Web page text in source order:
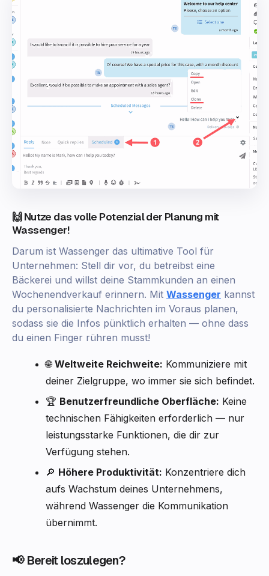
🙌 Nutze das volle Potenzial der Planung mit
Wassenger!
Darum ist Wassenger das ultimative Tool für
Unternehmen: Stell dir vor, du betreibst eine
Bäckerei und willst deine Stammkunden an einen
Wochenendverkauf erinnern. Mit Wassenger kannst
du personalisierte Nachrichten im Voraus planen,
sodass sie die Infos pünktlich erhalten — ohne dass
du einen Finger rühren musst!
🌐Weltweite Reichweite: Kommuniziere mit
deiner Zielgruppe, wo immer sie sich befindet.
🏆 Benutzerfreundliche Oberfläche: Keine
technischen Fähigkeiten erforderlich — nur
leistungsstarke Funktionen, die dir zur
Verfügung stehen.
🔎 Höhere Produktivität: Konzentriere dich
aufs Wachstum deines Unternehmens,
während Wassenger die Kommunikation
übernimmt.
📢 Bereit loszulegen?